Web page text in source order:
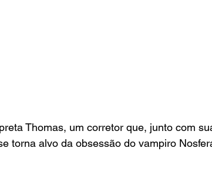
Thomas, um corretor que, junto com
torna alvo da obsessão do vampiro